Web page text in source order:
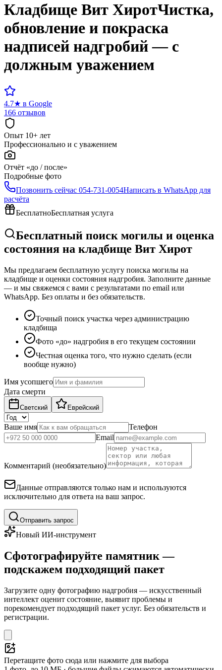
Кладбище Вит ХиротЧистка,
обновление и покраска
надписей надгробий — с
должным уважением
4.7★ в Google
166 отзывов
Опыт 10+ лет
Профессионально и с уважением
Отчёт «до / после»
Подробные фото
Позвонить сейчас 054-731-0054Написать в WhatsApp для
расчёта
БесплатноБесплатная услуга
Бесплатный поиск могилы и оценка
состояния на кладбище Вит Хирот
Мы предлагаем бесплатную услугу поиска могилы на
кладбище и оценки состояния надгробия. Заполните данные
— и мы свяжемся с вами с результатами по email или
WhatsApp. Без оплаты и без обязательств.
Точный поиск участка через администрацию
кладбища
Фото «до» надгробия в его текущем состоянии
Честная оценка того, что нужно сделать (если
вообще нужно)
Имя усопшего
Дата смерти
Светский Еврейский
Ваше имя
Телефон
Email
Комментарий (необязательно)
Данные отправляются только нам и используются
исключительно для ответа на ваш запрос.
Отправить запрос
Новый ИИ-инструмент
Сфотографируйте памятник —
подскажем подходящий пакет
Загрузите одну фотографию надгробия — искусственный
интеллект оценит состояние, выявит проблемы и
порекомендует подходящий пакет услуг. Без обязательств и
регистрации.
Перетащите фото сюда или нажмите для выбора